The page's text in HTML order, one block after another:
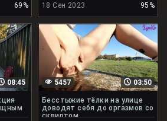
69%
18 Сен 2023
95%
08:45 03:50
5457
Бесстыжие тёлки на улице
доводят себя до оргазмов со
сквиртом